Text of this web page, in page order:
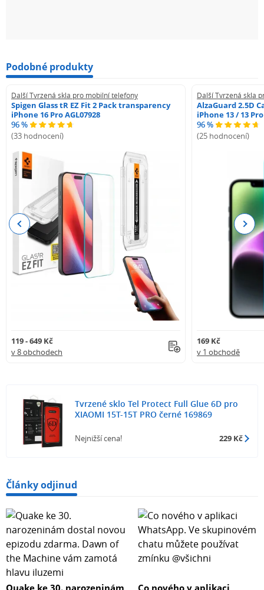
Podobné produkty
Další Tvrzená skla pro mobilní telefony
Spigen Glass tR EZ Fit 2 Pack transparency
iPhone 16 Pro AGL07928
96 %
(33 hodnocení)
119 - 649 Kč
v 8 obchodech
Další Tvrzená skla
AlzaGuard 2.5D
iPhone 13 / 13 Pro
96 %
(25 hodnocení)
169 Kč
v 1 obchodě
Previous Next
Tvrzené sklo Tel Protect Full Glue 6D pro
XIAOMI 15T-15T PRO černé 169869
Nejnižší cena! 229 Kč
Články odjinud